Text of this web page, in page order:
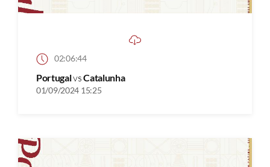
02:06:44
PortugalvsCatalunha
01/09/2024 15:25